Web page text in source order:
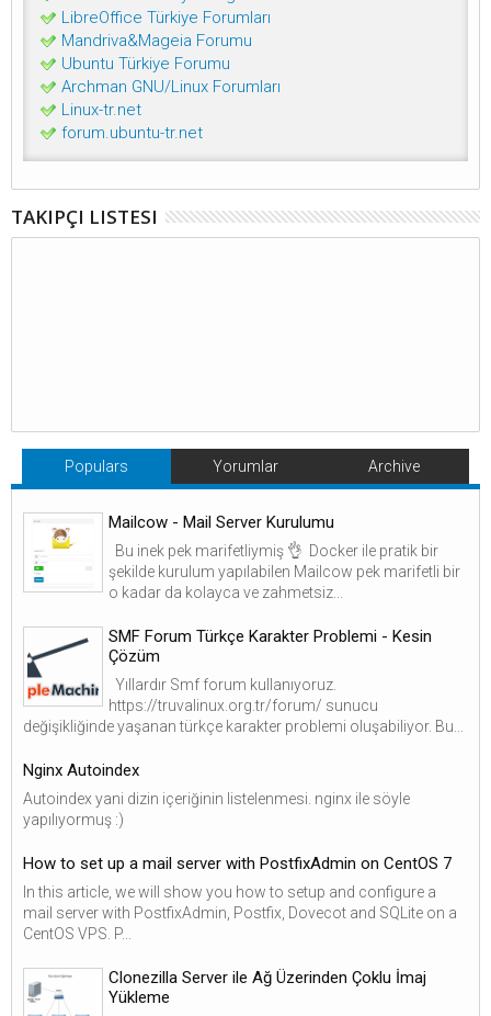
LibreOffice Türkiye Forumları
Mandriva&Mageia Forumu
Ubuntu Türkiye Forumu
Archman GNU/Linux Forumları
Linux-tr.net
forum.ubuntu-tr.net
TAKIPÇI LISTESI
Populars Yorumlar Archive
Mailcow - Mail Server Kurulumu
Bu inek pek marifetliymiş 👌 Docker ile pratik bir
şekilde kurulum yapılabilen Mailcow pek marifetli bir
o kadar da kolayca ve zahmetsiz...
SMF Forum Türkçe Karakter Problemi - Kesin
Çözüm
Yıllardır Smf forum kullanıyoruz.
https://truvalinux.org.tr/forum/ sunucu
değişikliğinde yaşanan türkçe karakter problemi oluşabiliyor. Bu...
Nginx Autoindex
Autoindex yani dizin içeriğinin listelenmesi. nginx ile söyle
yapılıyormuş :)
How to set up a mail server with PostfixAdmin on CentOS 7
In this article, we will show you how to setup and configure a
mail server with PostfixAdmin, Postfix, Dovecot and SQLite on a
CentOS VPS. P...
Clonezilla Server ile Ağ Üzerinden Çoklu İmaj
Yükleme